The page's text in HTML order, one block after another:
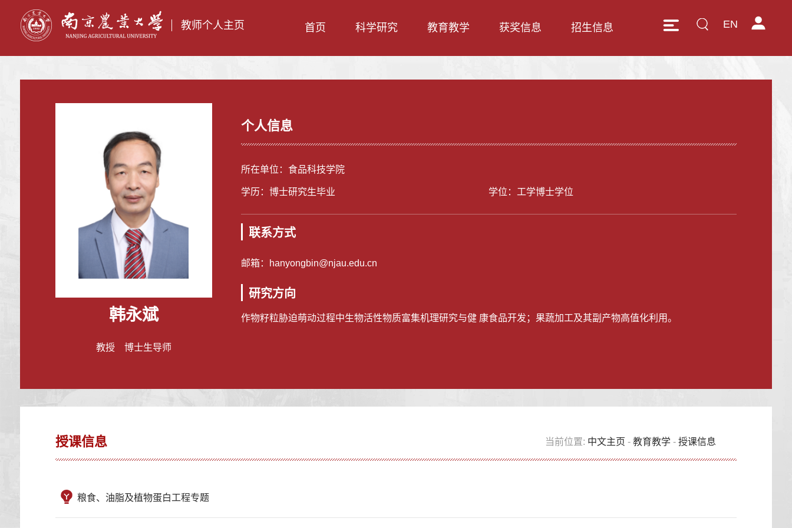
教师个人主页 EN
首页 科学研究 教育教学 获奖信息 招生信息
韩永斌
教授 博士生导师
个人信息
所在单位：食品科技学院
学历：博士研究生毕业 学位：工学博士学位
联系方式
邮箱： hanyongbin@njau.edu.cn
研究方向
作物籽粒胁迫萌动过程中生物活性物质富集机理研究与健 康食品开发；果蔬加工及其副产物高值化利用。
授课信息 当前位置: 中文主页 -教育教学 -授课信息
粮食、油脂及植物蛋白工程专题